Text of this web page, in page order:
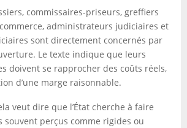
commissaires-priseurs, greffiers
administrateurs judiciaires et
sont directement concernés par
Le texte indique que leurs
doivent se rapprocher des coûts réels,
d’une marge raisonnable.
veut dire que l’État cherche à faire
souvent perçus comme rigides ou